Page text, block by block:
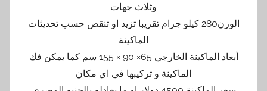
وثلاث جهات
الوزن280 كيلو جرام تقريبا تزيد او تنقص حسب تحديثات
الماكينة
أبعاد الماكينة الخارجي 65× 90 × 155 سم كما يمكن فك
الماكينة و تركيبها في اي مكان